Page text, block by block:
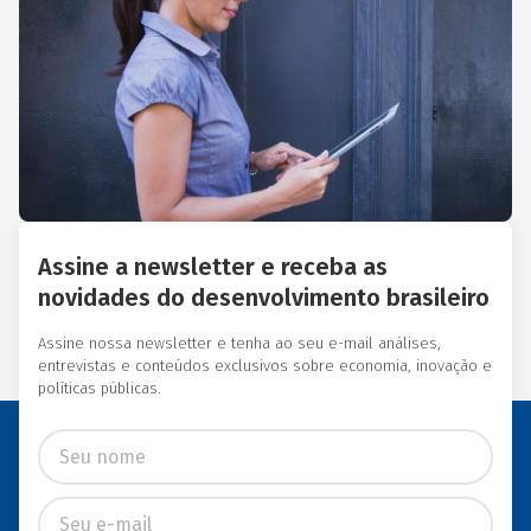
Acción Internacional, Banco
Interamericano de
Desenvolvimento (BID),
Inter-American Foundation
e Women’s World Banking.
Assine a newsletter e receba as
novidades do desenvolvimento brasileiro
Assine nossa newsletter e tenha ao seu e-mail análises,
entrevistas e conteúdos exclusivos sobre economia, inovação e
políticas públicas.